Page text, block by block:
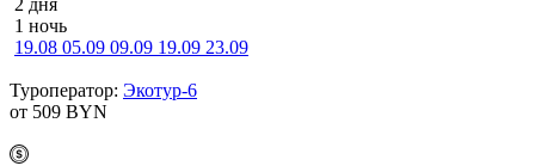
1 ночь
19.08 05.09 09.09 19.09 23.09
Туроператор: Экотур-6
от 509 BYN